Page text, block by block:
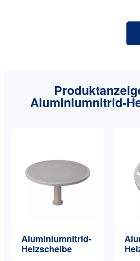
Aluminiumnitrid-
Aluminiumnitrid-
Heizscheibe